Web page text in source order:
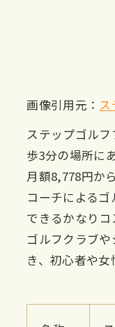
画像引用元：
ステップゴル
歩3分の場所に
月額8,778円か
コーチによる
できるかなりコ
ゴルフクラブ
き、初心者や女